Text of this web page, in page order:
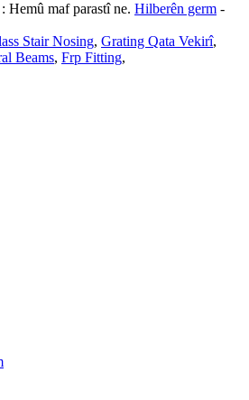
maf parastî ne. Hilberên germ -
Stair Nosing, Grating Qata Vekirî,
Beams, Frp Fitting,